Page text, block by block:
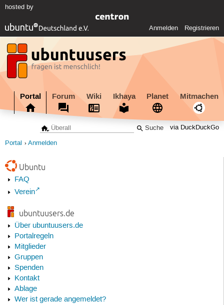
hosted by
Anmelden Registrieren
Portal Forum Wiki Ikhaya Planet Mitmachen
via DuckDuckGo
Portal Anmelden
Ubuntu
FAQ
Verein
ubuntuusers.de
Über ubuntuusers.de
Portalregeln
Mitglieder
Gruppen
Spenden
Kontakt
Ablage
Wer ist gerade angemeldet?